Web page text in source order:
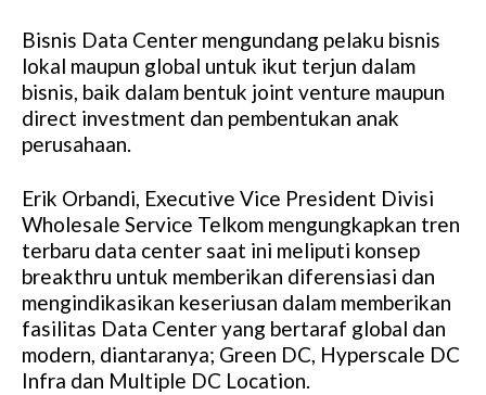
Bisnis Data Center mengundang pelaku bisnis
lokal maupun global untuk ikut terjun dalam
bisnis, baik dalam bentuk joint venture maupun
direct investment dan pembentukan anak
perusahaan.
Erik Orbandi, Executive Vice President Divisi
Wholesale Service Telkom mengungkapkan tren
terbaru data center saat ini meliputi konsep
breakthru untuk memberikan diferensiasi dan
mengindikasikan keseriusan dalam memberikan
fasilitas Data Center yang bertaraf global dan
modern, diantaranya; Green DC, Hyperscale DC
Infra dan Multiple DC Location.